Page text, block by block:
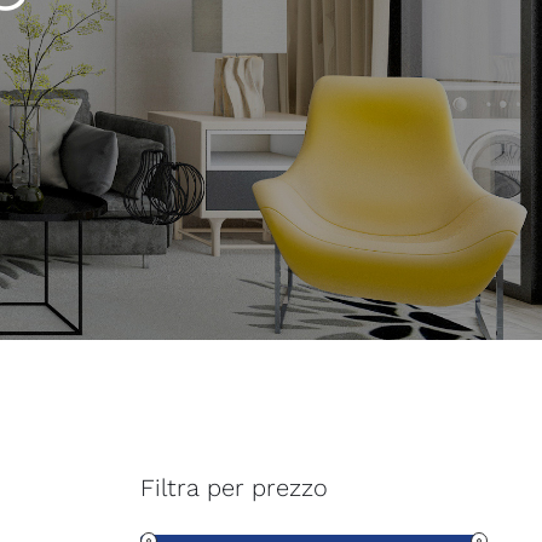
Filtra per prezzo